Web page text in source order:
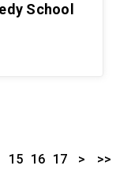
School
15 16 17 > >>